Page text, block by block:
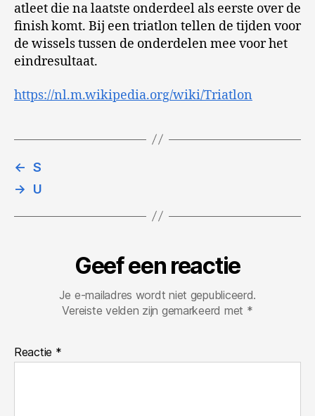
atleet die na laatste onderdeel als eerste over de
finish komt. Bij een triatlon tellen de tijden voor
de wissels tussen de onderdelen mee voor het
eindresultaat.
https://nl.m.wikipedia.org/wiki/Triatlon
← S
→
U
Geef een reactie
Je e-mailadres wordt niet gepubliceerd.
Vereiste velden zijn gemarkeerd met *
Reactie *